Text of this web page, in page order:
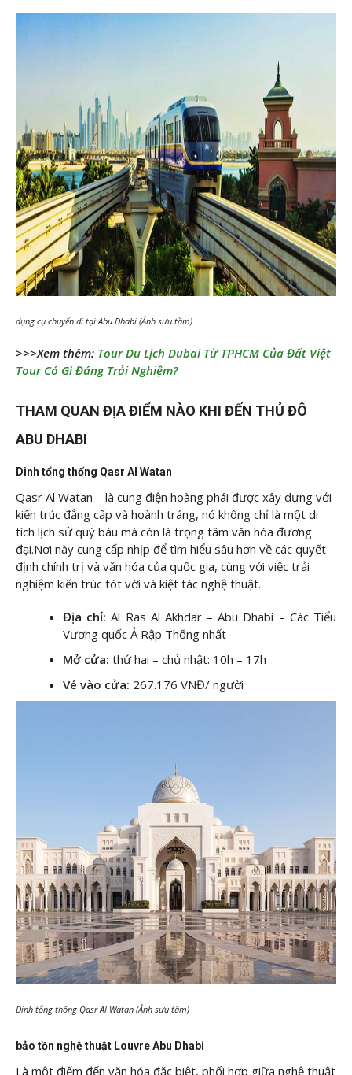
dụng cụ chuyển di tại Abu Dhabi (Ảnh sưu tầm)
>>>Xem thêm: Tour Du Lịch Dubai Từ TPHCM Của Đất Việt
Tour Có Gì Đáng Trải Nghiệm?
THAM QUAN ĐỊA ĐIỂM NÀO KHI ĐẾN THỦ ĐÔ
ABU DHABI
Dinh tổng thống Qasr Al Watan
Qasr Al Watan – là cung điện hoàng phái được xây dựng với
kiến trúc đẳng cấp và hoành tráng, nó không chỉ là một di
tích lịch sử quý báu mà còn là trọng tâm văn hóa đương
đại.Nơi này cung cấp nhịp để tìm hiểu sâu hơn về các quyết
định chính trị và văn hóa của quốc gia, cùng với việc trải
nghiệm kiến trúc tót vời và kiệt tác nghệ thuật.
Địa chỉ: Al Ras Al Akhdar – Abu Dhabi – Các Tiểu
Vương quốc Ả Rập Thống nhất
Mở cửa: thứ hai – chủ nhật: 10h – 17h
Vé vào cửa: 267.176 VNĐ/ người
Dinh tổng thống Qasr Al Watan (Ảnh sưu tầm)
bảo tồn nghệ thuật Louvre Abu Dhabi
Là một điểm đến văn hóa đặc biệt, phối hợp giữa nghệ thuật